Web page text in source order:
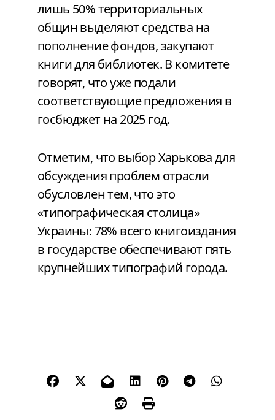
лишь 50% территориальных
общин выделяют средства на
пополнение фондов, закупают
книги для библиотек. В комитете
говорят, что уже подали
соответствующие предложения в
госбюджет на 2025 год.
Отметим, что выбор Харькова для
обсуждения проблем отрасли
обусловлен тем, что это
«типографическая столица»
Украины: 78% всего книгоиздания
в государстве обеспечивают пять
крупнейших типографий города.